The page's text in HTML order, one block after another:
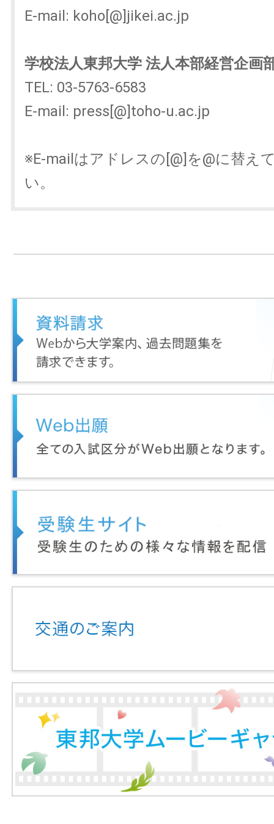
E-mail: koho[@]jikei.ac.jp
学校法人東邦大学 法人本部経営企画
TEL: 03-5763-6583
E-mail: press[@]toho-u.ac.jp
※E-mailはアドレスの[@]を@に替え
い。